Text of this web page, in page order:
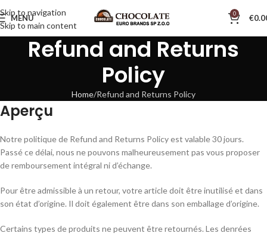
Skip to navigation
Skip to main content
MENU 0 €
Refund and Returns
Policy
Home Refund and Returns Policy
Aperçu
Notre politique de Refund and Returns Policy est valable 30 jours.
Passé ce délai, nous ne pouvons malheureusement pas vous proposer
de remboursement intégral ni d’échange.
Pour être admissible à un retour, votre article doit être inutilisé et dans
son état d’origine. Il doit également être dans son emballage d’origine.
Certains types de produits ne peuvent être retournés. Les denrées